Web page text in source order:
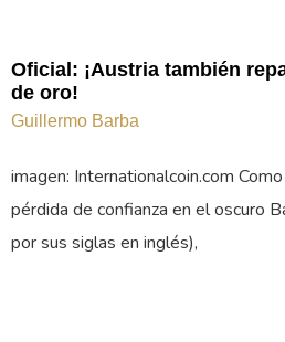
Oficial: ¡Austria también
de oro!
Guillermo Barba
imagen: Internationalcoin.com
pérdida de confianza en el oscuro
por sus siglas en inglés),